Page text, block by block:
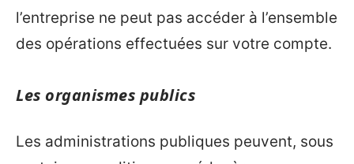
l’entreprise ne peut pas accéder à l’ensemble
des opérations effectuées sur votre compte.
Les organismes publics
Les administrations publiques peuvent, sous